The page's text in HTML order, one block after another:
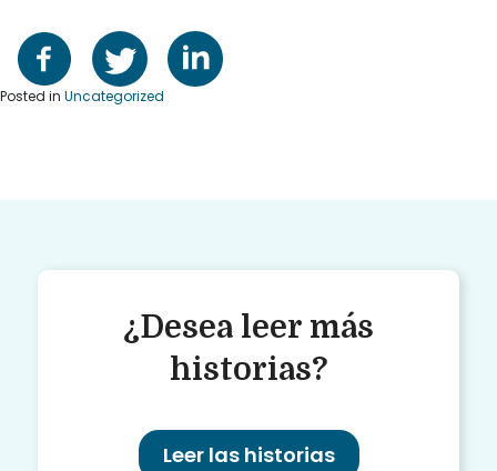
Posted in Uncategorized
¿Desea leer más
historias?
Leer las historias